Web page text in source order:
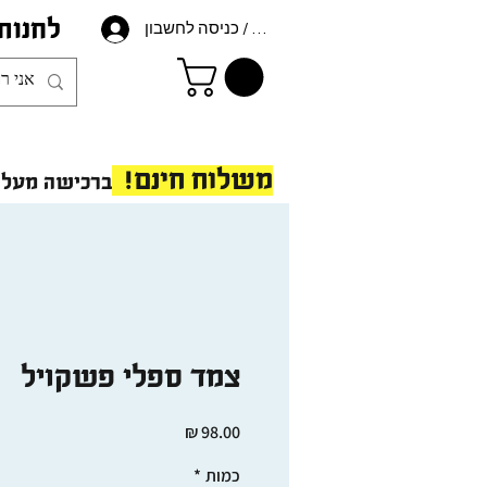
הרשמה / כניסה לחשבון
משלוח חינם! ברכישה מעל 175 ש"ח - ב
צמד ספלי פשקויל
כמות *